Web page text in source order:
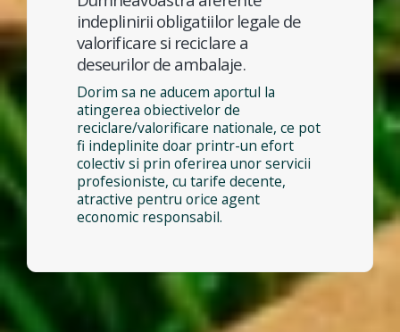
indeplinirii obligatiilor legale de
valorificare si reciclare a
deseurilor de ambalaje.
Dorim sa ne aducem aportul la
atingerea obiectivelor de
reciclare/valorificare nationale, ce pot
fi indeplinite doar printr-un efort
colectiv si prin oferirea unor servicii
profesioniste, cu tarife decente,
atractive pentru orice agent
economic responsabil.